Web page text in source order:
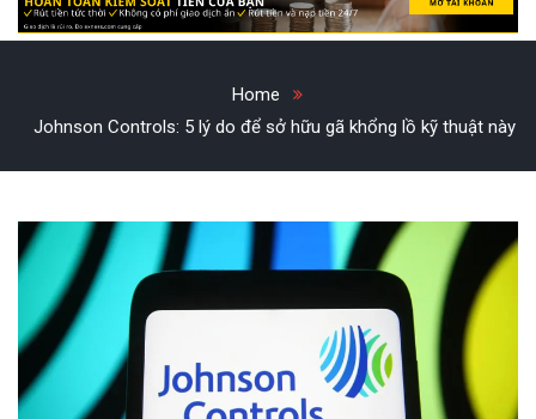
Home
Johnson Controls: 5 lý do để sở hữu gã khổng lồ kỹ thuật này